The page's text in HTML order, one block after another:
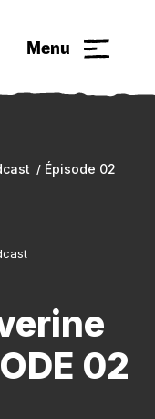
Menu
Épisode 02
02